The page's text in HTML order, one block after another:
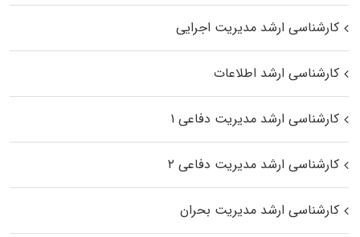
کارشناسی ارشد مدیریت اجرایی
کارشناسی ارشد اطلاعات
کارشناسی ارشد مدیریت دفاعی ۱
کارشناسی ارشد مدیریت دفاعی ۲
کارشناسی ارشد مدیریت بحران